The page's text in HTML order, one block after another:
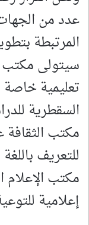
عدد من
المرتبطة
سيتولى مكتب
تعليمية خاصة
السقطرية
مكتب
للتعريف
مكتب الإعلام
إعلامية